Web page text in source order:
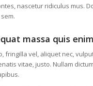
nascetur ridiculus mus.
massa quis
fringilla vel, aliquet nec,
vitae, justo. Nullam